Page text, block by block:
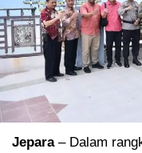
Jepara– Dalam